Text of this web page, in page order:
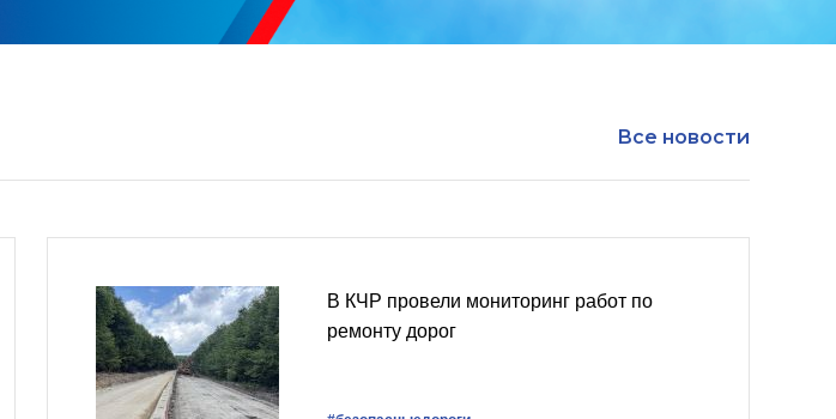
Все новости
В КЧР провели мониторинг работ по
ремонту дорог